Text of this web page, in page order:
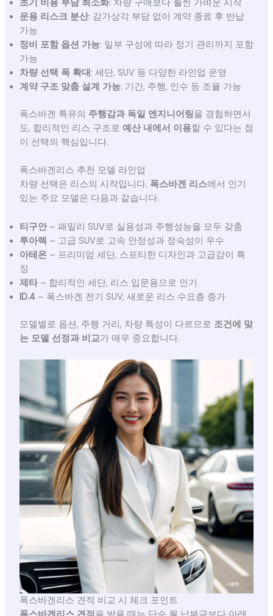
초기 비용 부담 최소화: 차량 구매보다 훨씬 가벼운 시작
운용 리스크 분산: 감가상각 부담 없이 계약 종료 후 반납
가능
정비 포함 옵션 가능: 일부 구성에 따라 정기 관리까지 포함
가능
차량 선택 폭 확대 : 세단, SUV 등 다양한 라인업 운영
계약 구조 맞춤 설계 가능: 기간, 주행, 인수 등 조율 가능
폭스바겐 특유의 주행감과 독일 엔지니어링을 경험하면서
도, 합리적인 리스 구조로 예산 내에서 이용할 수 있다는 점
이 선택의 핵심입니다.
폭스바겐리스 추천 모델 라인업
차량 선택은 리스의 시작입니다. 폭스바겐 리스에서 인기
있는 주요 모델은 다음과 같습니다.
티구안– 패밀리 SUV로 실용성과 주행성능을 모두 갖춤
투아렉 – 고급 SUV로 고속 안정성과 정숙성이 우수
아테온– 프리미엄 세단, 스포티한 디자인과 고급감이 특
징
제타– 합리적인 세단, 리스 입문용으로 인기
ID.4– 폭스바겐 전기 SUV, 새로운 리스 수요층 증가
모델별로 옵션, 주행 거리, 차량 특성이 다르므로 조건에 맞
는 모델 선정과 비교가 매우 중요합니다.
폭스바겐리스 견적 비교 시 체크 포인트